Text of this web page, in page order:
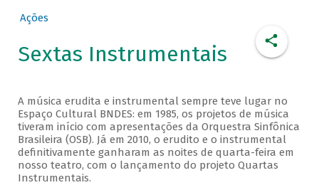
Ações
Sextas Instrumentais
A música erudita e instrumental sempre teve lugar no
Espaço Cultural BNDES: em 1985, os projetos de música
tiveram início com apresentações da Orquestra Sinfônica
Brasileira (OSB). Já em 2010, o erudito e o instrumental
definitivamente ganharam as noites de quarta-feira em
nosso teatro, com o lançamento do projeto Quartas
Instrumentais.